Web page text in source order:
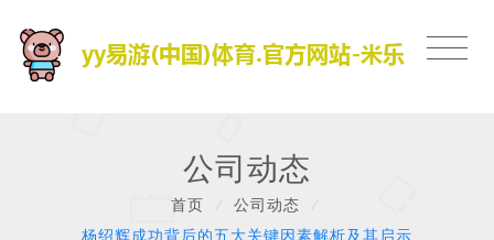
公司动态
首页 公司动态
杨绍辉成功背后的五大关键因素解析及其启示